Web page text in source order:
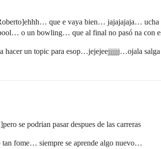
que e vaya bien… jajajajaja… ucha
o un bowling… que al final no pasó na con
un topic para esop…jejejeejjjjjj…ojala
se podrian pasar despues de las carreras
fome… siempre se aprende algo nuevo…